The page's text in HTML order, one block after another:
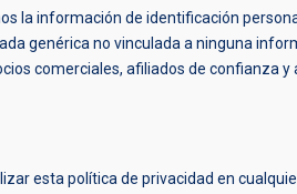
la información de identificación
genérica no vinculada a ninguna
comerciales, afiliados de confianza
esta política de privacidad en